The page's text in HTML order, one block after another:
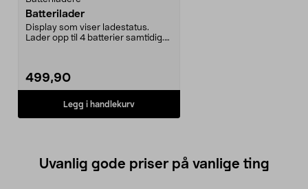
Batterilader
Display som viser ladestatus.
Lader opp til 4 batterier samtidig.
499,90
Legg i handlekurv
Uvanlig gode priser på vanlige ting